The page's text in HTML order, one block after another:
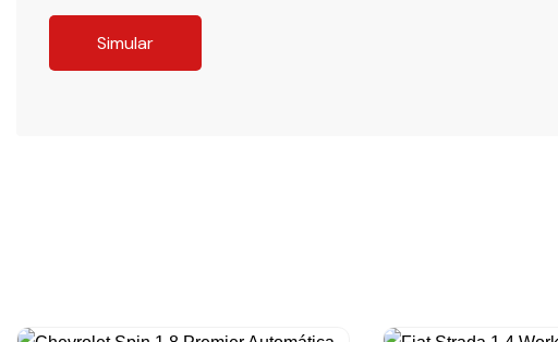
Simular